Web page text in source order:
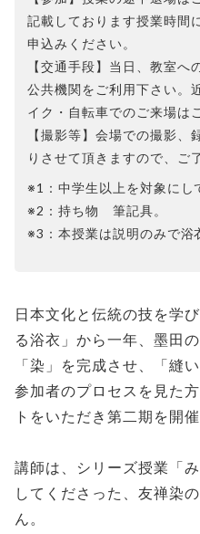
記載しております授業時間
申込みください。
【交通手段】当日、教室
公共機関をご利用下さい。
イク・自転車でのご来場は
【撮影等】会場での撮影
りさせて頂きますので、ご
※1：中学生以上を対象にし
※2：持ち物 筆記具。
※3：本授業は説明のみで浴
日本文化と伝統の技を学
る浴衣」から一年、墨田
「染」を完成させ、「縫
参加者のプロセスを見た
トをいただき第二期を開
講師は、シリーズ授業「
してくださった、友禅染
ん。